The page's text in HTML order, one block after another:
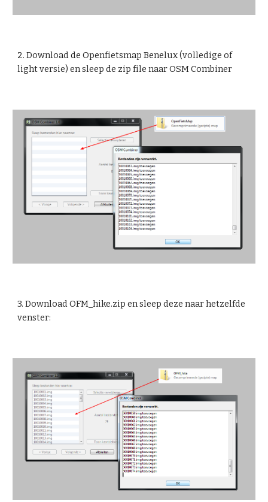
2. Download de Openfietsmap Benelux (volledige of
light versie) en sleep de zip file naar OSM Combiner
3. Download OFM_hike.zip en sleep deze naar hetzelfde
venster: